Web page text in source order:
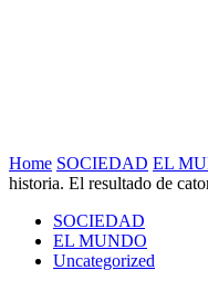
Home SOCIEDAD EL
historia. El resultado de
SOCIEDAD
EL MUNDO
Uncategorized